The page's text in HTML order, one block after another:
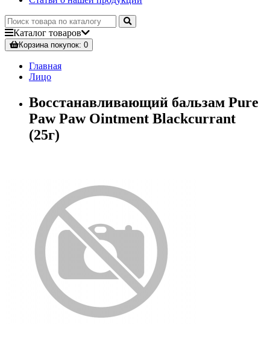
Каталог товаров
Корзинапокупок: 0
Главная
Лицо
Восстанавливающий бальзам Pure
Paw Paw Ointment Blackcurrant
(25г)